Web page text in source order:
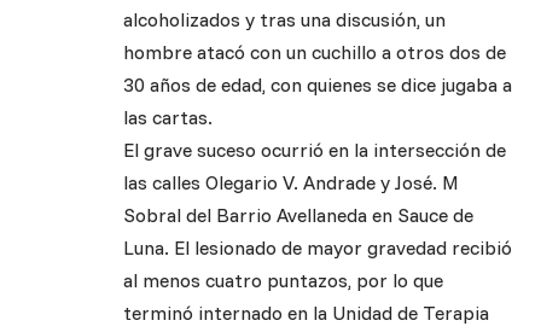
alcoholizados y tras una discusión, un
hombre atacó con un cuchillo a otros dos de
30 años de edad, con quienes se dice jugaba a
las cartas.
El grave suceso ocurrió en la intersección de
las calles Olegario V. Andrade y José. M
Sobral del Barrio Avellaneda en Sauce de
Luna. El lesionado de mayor gravedad recibió
al menos cuatro puntazos, por lo que
terminó internado en la Unidad de Terapia